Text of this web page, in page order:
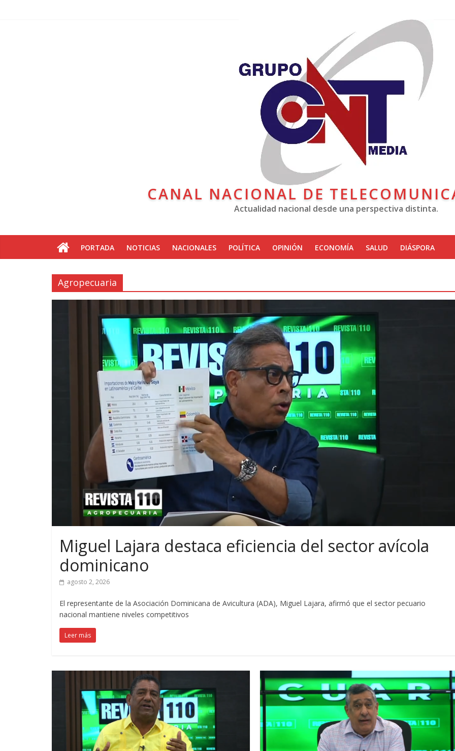
CANAL NACIONAL DE
Actualidad nacional desde una perspectiva distinta.
PORTADA NOTICIAS NACIONALES POLÍTICA OPINIÓN ECONOMÍA SALUD DIÁSPORA
Agropecuaria
Miguel Lajara destaca eficiencia del sector avícola
dominicano
agosto 2, 2026
El representante de la Asociación Dominicana de Avicultura (ADA), Miguel Lajara, afirmó que el sector pecuario
nacional mantiene niveles competitivos
Leer más